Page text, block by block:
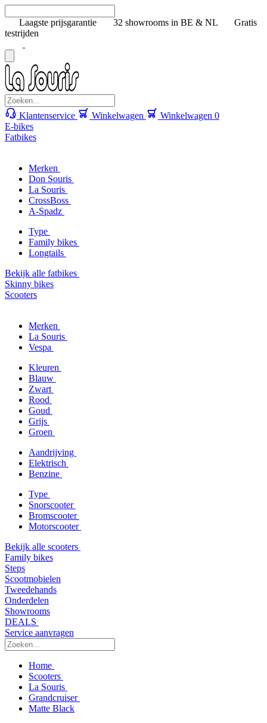
Laagste prijsgarantie 32 showrooms in BE & NL
Gratis
testrijden
Klantenservice Winkelwagen Winkelwagen 0
E-bikes
Fatbikes
Merken
Don Souris
La Souris
CrossBoss
A-Spadz
Type
Family bikes
Longtails
Bekijk alle fatbikes
Skinny bikes
Scooters
Merken
La Souris
Vespa
Kleuren
Blauw
Zwart
Rood
Goud
Grijs
Groen
Aandrijving
Elektrisch
Benzine
Type
Snorscooter
Bromscooter
Motorscooter
Bekijk alle scooters
Family bikes
Steps
Scootmobielen
Tweedehands
Onderdelen
Showrooms
DEALS
Service aanvragen
Home
Scooters
La Souris
Grandcruiser
Matte Black